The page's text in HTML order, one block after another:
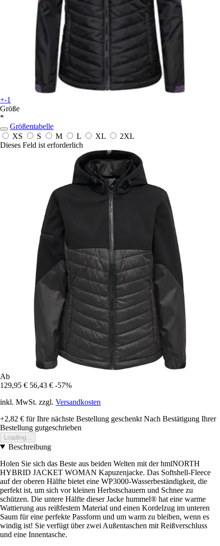
+-1
Größe
*
Größentabelle
XS
S M L XL
2XL
Dieses Feld ist erforderlich
Ab
129,95 € 56,43 € -57%
inkl. MwSt. zzgl. Versandkosten
+2,82 € für Ihre nächste Bestellung geschenkt Nach Bestätigung Ihrer
Bestellung gutgeschrieben
Loading...
Beschreibung
Holen Sie sich das Beste aus beiden Welten mit der hmlNORTH
HYBRID JACKET WOMAN Kapuzenjacke. Das Softshell-Fleece
auf der oberen Hälfte bietet eine WP3000-Wasserbeständigkeit, die
perfekt ist, um sich vor kleinen Herbstschauern und Schnee zu
schützen. Die untere Hälfte dieser Jacke hummel® hat eine warme
Wattierung aus reißfestem Material und einen Kordelzug im unteren
Saum für eine perfekte Passform und um warm zu bleiben, wenn es
windig ist! Sie verfügt über zwei Außentaschen mit Reißverschluss
und eine Innentasche.